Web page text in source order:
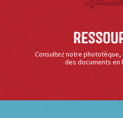
Consultez notre
des documents en